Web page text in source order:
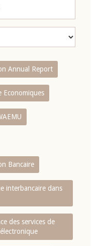
Annual Report
Economiques
Bancaire
interbancaire dans
des services de